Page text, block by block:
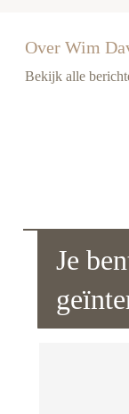
Over Wim
Bekijk alle
Je